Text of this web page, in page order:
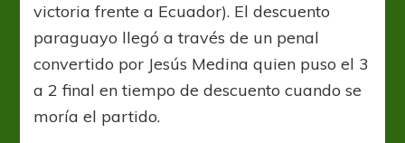
victoria frente a Ecuador). El descuento
paraguayo llegó a través de un penal
convertido por Jesús Medina quien puso el 3
a 2 final en tiempo de descuento cuando se
moría el partido.